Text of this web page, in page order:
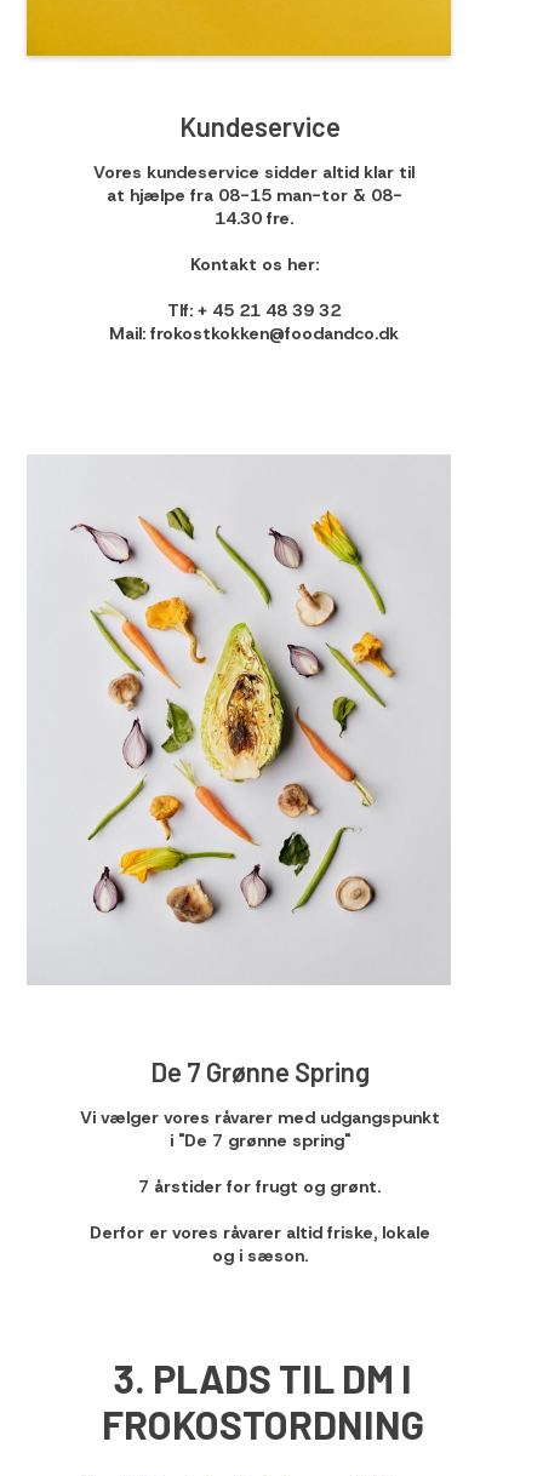
Kundeservice
Vores kundeservice sidder altid klar til
at hjælpe fra 08-15 man-tor & 08-
14.30 fre.
Kontakt os her:
Tlf: + 45 21 48 39 32
Mail: frokostkokken@foodandco.dk
De 7 Grønne Spring
Vi vælger vores råvarer med udgangspunkt
i "De 7 grønne spring"
7 årstider for frugt og grønt.
Derfor er vores råvarer altid friske, lokale
og i sæson.
3. PLADS TIL DM I
FROKOSTORDNING